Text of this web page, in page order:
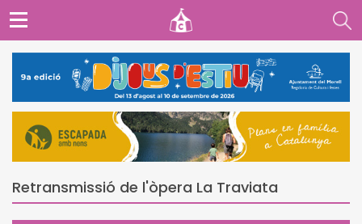
Retransmissió de l'òpera La Traviata